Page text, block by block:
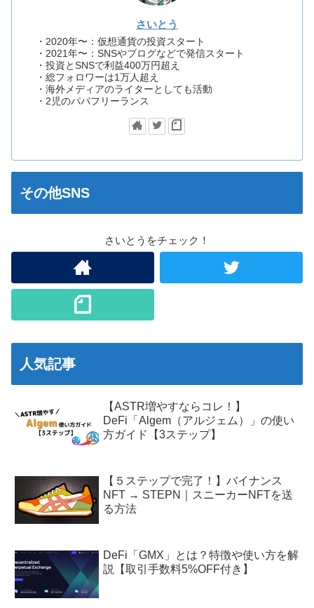
さいとう
・2020年〜：仮想通貨の投資スタート
・2021年〜：SNSやブログなどで発信スタート
・投資とSNSで利益400万円超え
・総フォロワーは1万人超え
・海外メディアのライターとしても活動
・2児のパパフリーランス
その他SNS
さいとうをチェック！
人気記事
【ASTR増やすならコレ！】
DeFi「Algem（アルジェム）」の使い
方ガイド【3ステップ】
【５ステップで完了！】バイナンス
NFT → STEPN｜スニーカーNFTを送
る方法
DeFi「GMX」とは？特徴や使い方を解
説【取引手数料5%OFF付き】